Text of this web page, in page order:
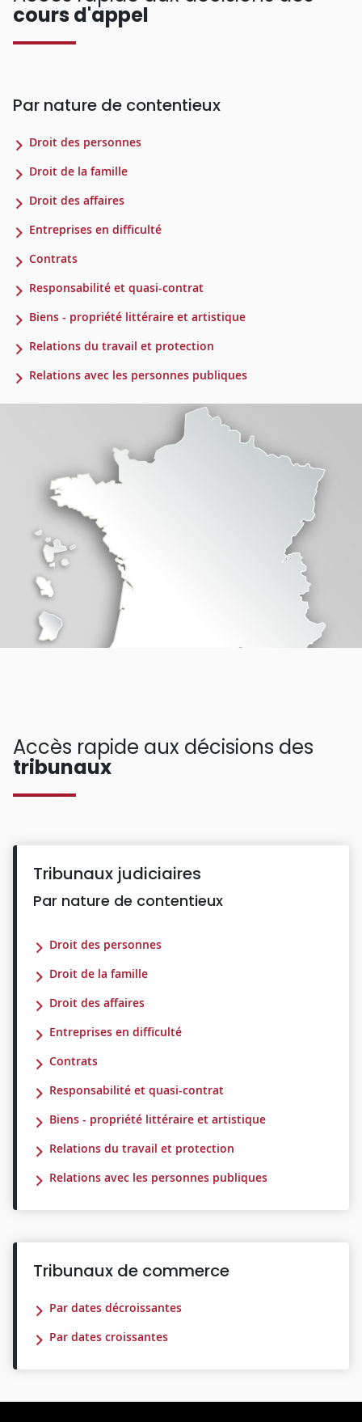
cours d'appel
Par nature de contentieux
Droit des personnes
Droit de la famille
Droit des affaires
Entreprises en difficulté
Contrats
Responsabilité et quasi-contrat
Biens - propriété littéraire et artistique
Relations du travail et protection
Relations avec les personnes publiques
Accès rapide aux décisions des
tribunaux
Tribunaux judiciaires
Par nature de contentieux
Droit des personnes
Droit de la famille
Droit des affaires
Entreprises en difficulté
Contrats
Responsabilité et quasi-contrat
Biens - propriété littéraire et artistique
Relations du travail et protection
Relations avec les personnes publiques
Tribunaux de commerce
Par dates décroissantes
Par dates croissantes